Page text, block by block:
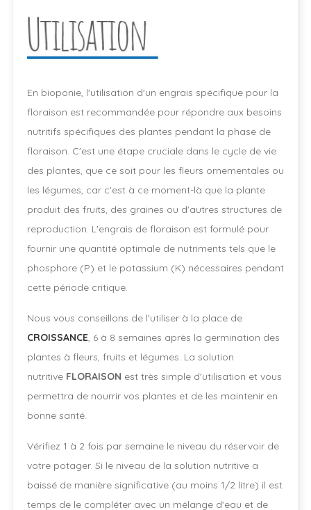
En bioponie, l'utilisation d'un engrais spécifique pour la
floraison est recommandée pour répondre aux besoins
nutritifs spécifiques des plantes pendant la phase de
floraison. C'est une étape cruciale dans le cycle de vie
des plantes, que ce soit pour les fleurs ornementales ou
les légumes, car c'est à ce moment-là que la plante
produit des fruits, des graines ou d'autres structures de
reproduction. L'engrais de floraison est formulé pour
fournir une quantité optimale de nutriments tels que le
phosphore (P) et le potassium (K) nécessaires pendant
cette période critique.
Nous vous conseillons de l'utiliser à la place de
CROISSANCE, 6 à 8 semaines après la germination des
plantes à fleurs, fruits et légumes. La solution
nutritive FLORAISON est très simple d'utilisation et vous
permettra de nourrir vos plantes et de les maintenir en
bonne santé.
Vérifiez 1 à 2 fois par semaine le niveau du réservoir de
votre potager. Si le niveau de la solution nutritive a
baissé de manière significative (au moins 1/2 litre) il est
temps de le compléter avec un mélange d'eau et de